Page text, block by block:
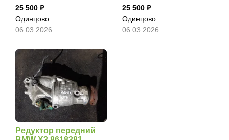
25 500
Одинцово
06.03.2026
25 500
Одинцово
06.03.2026
Редуктор передний